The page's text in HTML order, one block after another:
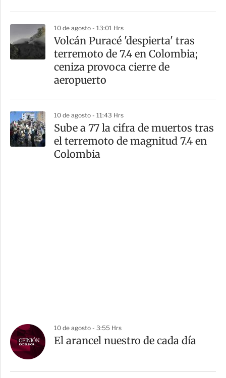
10 de agosto - 13:01 Hrs
Volcán Puracé 'despierta' tras
terremoto de 7.4 en Colombia;
ceniza provoca cierre de
aeropuerto
10 de agosto - 11:43 Hrs
Sube a 77 la cifra de muertos tras
el terremoto de magnitud 7.4 en
Colombia
10 de agosto - 3:55 Hrs
El arancel nuestro de cada día